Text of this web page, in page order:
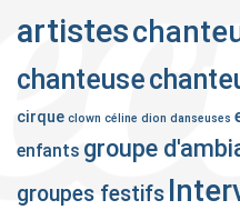
artistes
chanteuse
cirque clown céline dion danseuses
enfants groupe
groupes festifs